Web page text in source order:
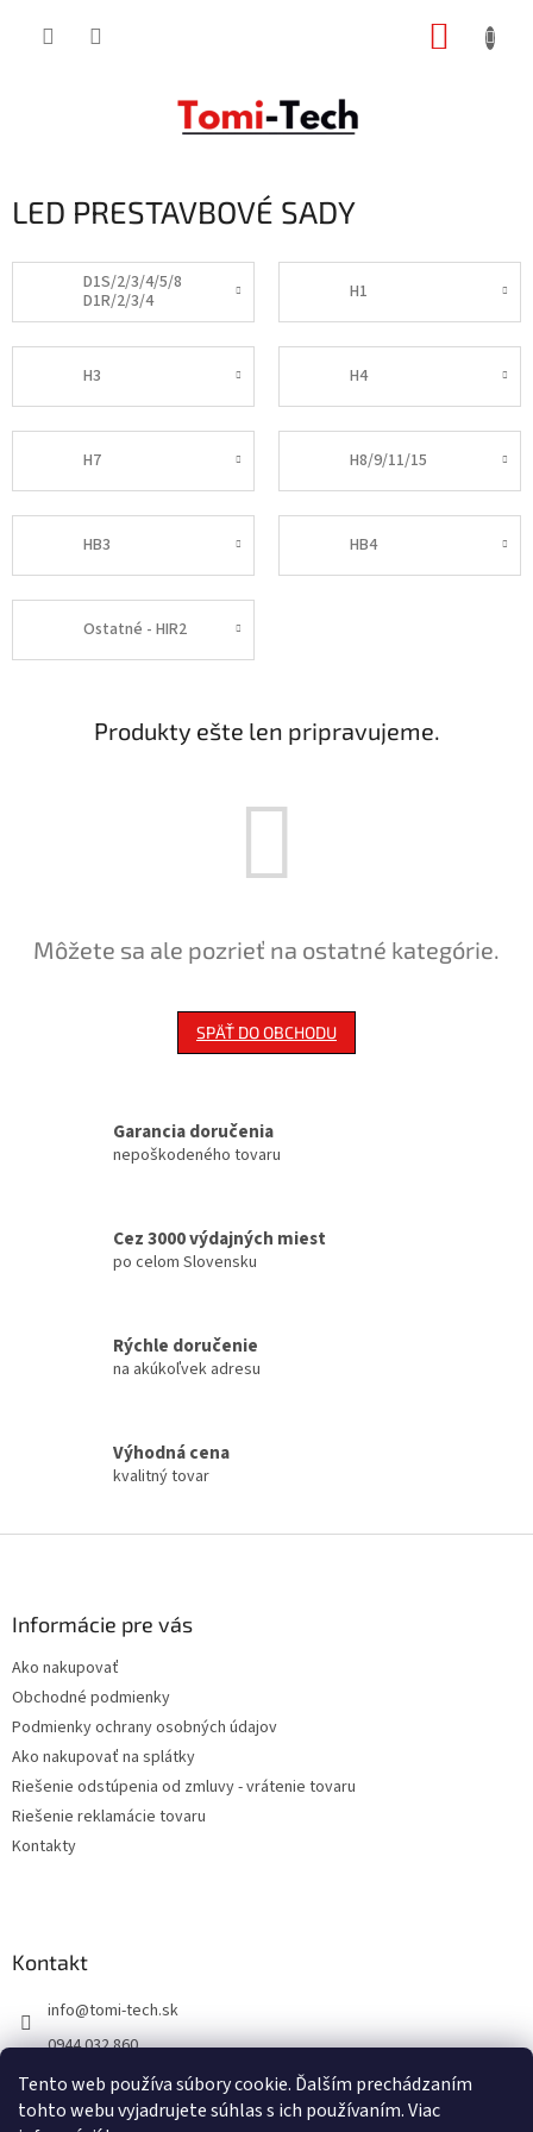
Tento web používa súbory cookie. Ďalším prechádzaním
tohto webu vyjadrujete súhlas s ich používaním. Viac
LED PRESTAVBOVÉ SADY
D1S/2/3/4/5/8
D1R/2/3/4
H1
H3 H4
H7 H8/9/11/15
HB3 HB4
Ostatné - HIR2
Produkty ešte len pripravujeme.
Môžete sa ale pozrieť na ostatné kategórie.
SPÄŤ DO OBCHODU
Garancia doručenia
nepoškodeného tovaru
Cez 3000 výdajných miest
po celom Slovensku
Rýchle doručenie
na akúkoľvek adresu
Výhodná cena
kvalitný tovar
Informácie pre vás
Ako nakupovať
Obchodné podmienky
Podmienky ochrany osobných údajov
Ako nakupovať na splátky
Riešenie odstúpenia od zmluvy - vrátenie tovaru
Riešenie reklamácie tovaru
Kontakty
Kontakt
info@tomi-tech.sk
0944 032 860
https://www.facebook.com/tomitechsk/
tomi__tech/